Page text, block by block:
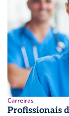
Carreiras
Profissionais